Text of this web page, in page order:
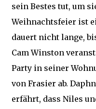
sein Bestes tut, um
Weihnachtsfeier ist
dauert nicht lange,
Cam Winston
Party in seiner
von Frasier ab.
erfährt, dass Niles